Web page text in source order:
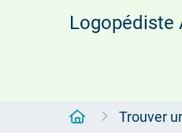
Logopédiste
Accueil
Trouver